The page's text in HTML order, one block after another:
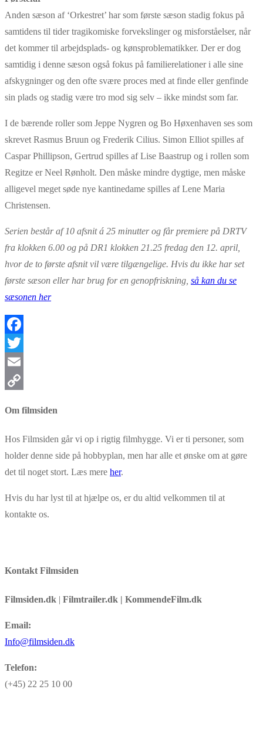
Anden sæson af ‘Orkestret’ har som første sæson stadig fokus på
samtidens til tider tragikomiske forvekslinger og misforståelser, når
det kommer til arbejdsplads- og kønsproblematikker. Der er dog
samtidig i denne sæson også fokus på familierelationer i alle sine
afskygninger og den ofte svære proces med at finde eller genfinde
sin plads og stadig være tro mod sig selv – ikke mindst som far.
I de bærende roller som Jeppe Nygren og Bo Høxenhaven ses som
skrevet Rasmus Bruun og Frederik Cilius. Simon Elliot spilles af
Caspar Phillipson, Gertrud spilles af Lise Baastrup og i rollen som
Regitze er Neel Rønholt. Den måske mindre dygtige, men måske
alligevel meget søde nye kantinedame spilles af Lene Maria
Christensen.
Serien består af 10 afsnit á 25 minutter og får premiere på DRTV
fra klokken 6.00 og på DR1 klokken 21.25 fredag den 12. april,
hvor de to første afsnit vil være tilgængelige. Hvis du ikke har set
første sæson eller har brug for en genopfriskning, så kan du se
sæsonen her
Facebook
Twitter
Email
Om filmsiden
Hos Filmsiden går vi op i rigtig filmhygge. Vi er ti personer, som
holder denne side på hobbyplan, men har alle et ønske om at gøre
det til noget stort. Læs mere her.
Hvis du har lyst til at hjælpe os, er du altid velkommen til at
kontakte os.
Kontakt Filmsiden
Filmsiden.dk | Filmtrailer.dk | KommendeFilm.dk
Email:
Info@filmsiden.dk
Telefon:
(+45) 22 25 10 00